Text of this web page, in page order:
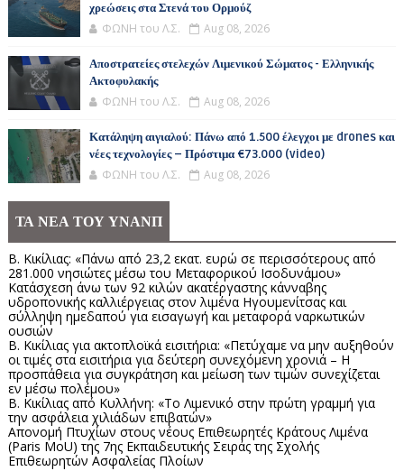
χρεώσεις στα Στενά του Ορμούζ
ΦΩΝΗ του Λ.Σ. Aug 08, 2026
Αποστρατείες στελεχών Λιμενικού Σώματος - Ελληνικής
Ακτοφυλακής
ΦΩΝΗ του Λ.Σ. Aug 08, 2026
Κατάληψη αιγιαλού: Πάνω από 1.500 έλεγχοι με drones και
νέες τεχνολογίες – Πρόστιμα €73.000 (video)
ΦΩΝΗ του Λ.Σ. Aug 08, 2026
ΤΑ ΝΕΑ ΤΟΥ ΥΝΑΝΠ
Β. Κικίλιας: «Πάνω από 23,2 εκατ. ευρώ σε περισσότερους από
281.000 νησιώτες μέσω του Μεταφορικού Ισοδυνάμου»
Κατάσχεση άνω των 92 κιλών ακατέργαστης κάνναβης
υδροπονικής καλλιέργειας στον λιμένα Ηγουμενίτσας και
σύλληψη ημεδαπού για εισαγωγή και μεταφορά ναρκωτικών
ουσιών
Β. Κικίλιας για ακτοπλοϊκά εισιτήρια: «Πετύχαμε να μην αυξηθούν
οι τιμές στα εισιτήρια για δεύτερη συνεχόμενη χρονιά – Η
προσπάθεια για συγκράτηση και μείωση των τιμών συνεχίζεται
εν μέσω πολέμου»
Β. Κικίλιας από Κυλλήνη: «Το Λιμενικό στην πρώτη γραμμή για
την ασφάλεια χιλιάδων επιβατών»
Απονομή Πτυχίων στους νέους Επιθεωρητές Κράτους Λιμένα
(Paris MoU) της 7ης Εκπαιδευτικής Σειράς της Σχολής
Επιθεωρητών Ασφαλείας Πλοίων